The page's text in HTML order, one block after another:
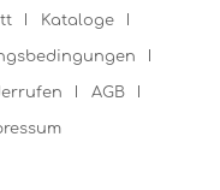
Kataloge
AGB